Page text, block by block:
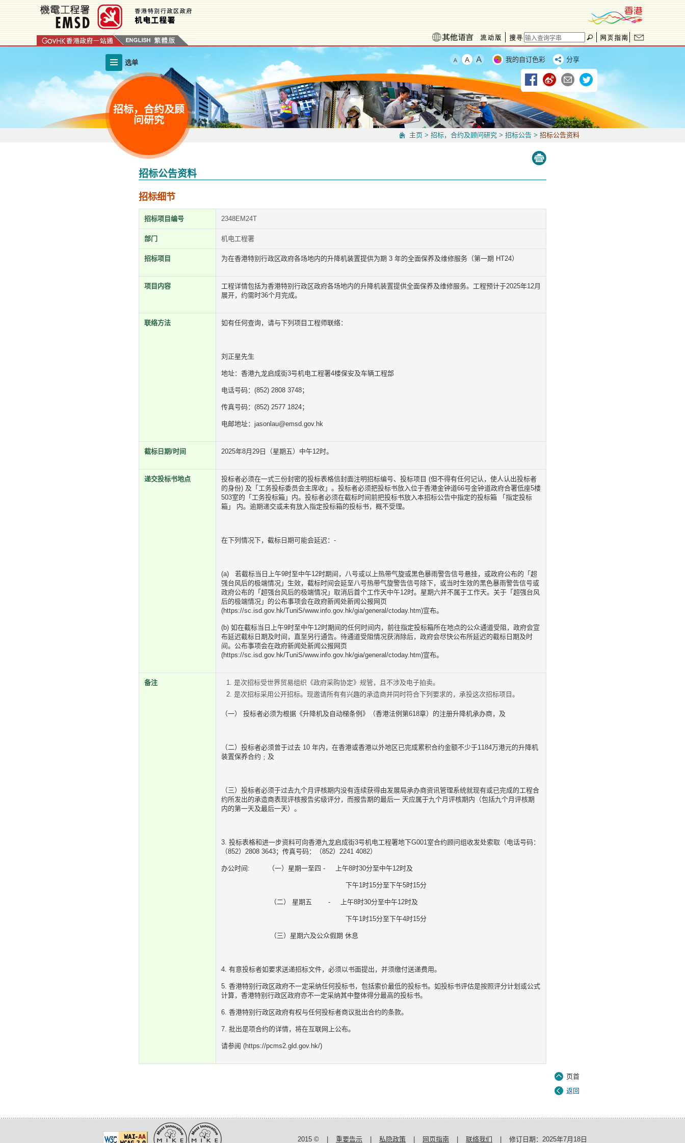
容
选单 我的自订色彩 分享
招标，合约及顾
问研究
主页 > 招标，合约及顾问研究 > 招标公告 > 招标公告资料
招标公告资料
招标细节
招标项目编号 2348EM24T
部门 机电工程署
招标项目 为在香港特别行政区政府各场地内的升降机装置提供为期 3 年的全面保养及维修服务（第一期 HT24）
项目内容
工程详情包括为香港特别行政区政府各场地内的升降机装置提供全面保养及维修服务。工程预计于2025年12月
展开，约需时36个月完成。
联络方法 如有任何查询，请与下列项目工程师联络：
刘正星先生
地址：香港九龙启成街3号机电工程署4楼保安及车辆工程部
电话号码：(852) 2808 3748；
传真号码：(852) 2577 1824；
电邮地址：jasonlau@emsd.gov.hk
截标日期/时间 2025年8月29日（星期五）中午12时。
递交投标书地点
投标者必须在一式三份封密的投标表格信封面注明招标编号、投标项目 (但不得有任何记认，使人认出投标者
的身份) 及「工务投标委员会主席收」。投标者必须把投标书放入位于香港金钟道66号金钟道政府合署低座5楼
503室的「工务投标箱」内。投标者必须在截标时间前把投标书放入本招标公告中指定的投标箱 「指定投标
箱」 内。逾期递交或未有放入指定投标箱的投标书，概不受理。
在下列情况下，截标日期可能会延迟：-
(a) 若截标当日上午9时至中午12时期间，八号或以上热带气旋或黑色暴雨警告信号悬挂，或政府公布的「超
强台风后的极端情况」生效，截标时间会延至八号热带气旋警告信号除下，或当时生效的黑色暴雨警告信号或
政府公布的「超强台风后的极端情况」取消后首个工作天中午12时。星期六并不属于工作天。关于「超强台风
后的极端情况」的公布事项会在政府新闻处新闻公报网页
(https://sc.isd.gov.hk/TuniS/www.info.gov.hk/gia/general/ctoday.htm)宣布。
(b) 如在截标当日上午9时至中午12时期间的任何时间内，前往指定投标箱所在地点的公众通道受阻，政府会宣
布延迟截标日期及时间，直至另行通告。待通道受阻情况获消除后，政府会尽快公布所延迟的截标日期及时
间。公布事项会在政府新闻处新闻公报网页
(https://sc.isd.gov.hk/TuniS/www.info.gov.hk/gia/general/ctoday.htm)宣布。
备注
是次招标受世界贸易组织《政府采购协定》规管，且不涉及电子拍卖。
是次招标采用公开招标。现邀请所有有兴趣的承造商并同时符合下列要求的，承投这次招标项目。
（一） 投标者必须为根据《升降机及自动梯条例》（香港法例第618章）的注册升降机承办商，及
（二）投标者必须曾于过去 10 年内，在香港或香港以外地区已完成累积合约金额不少于1184万港元的升降机
装置保养合约﹔及
（三）投标者必须于过去九个月评核期内没有连续获得由发展局承办商资讯管理系统就现有或已完成的工程合
约所发出的承造商表现评核报告劣级评分，而报告期的最后一 天应属于九个月评核期内（包括九个月评核期
内的第一天及最后一天）。
3. 投标表格和进一步资料可向香港九龙启成街3号机电工程署地下G001室合约顾问组收发处索取（电话号码：
（852）2808 3643；传真号码：（852）2241 4082）
办公时间: （一）星期一至四 - 上午8时30分至中午12时及
下午1时15分至下午5时15分
（二） 星期五 - 上午8时30分至中午12时及
下午1时15分至下午4时15分
（三）星期六及公众假期 休息
4. 有意投标者如要求送递招标文件，必须以书面提出，并须缴付送递费用。
5. 香港特别行政区政府不一定采纳任何投标书，包括索价最低的投标书。如投标书评估是按照评分计划或公式
计算，香港特别行政区政府亦不一定采纳其中整体得分最高的投标书。
6. 香港特别行政区政府有权与任何投标者商议批出合约的条款。
7. 批出是项合约的详情，将在互联网上公布。
请参阅 (https://pcms2.gld.gov.hk/)
页首
返回
2015 © 重要告示 私隐政策 网页指南 联络我们 修订日期： 2025年7月18日